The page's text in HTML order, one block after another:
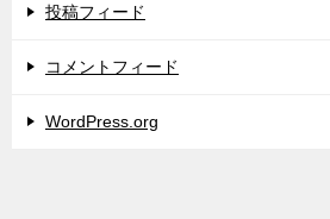
投稿フィード
コメントフィード
WordPress.org